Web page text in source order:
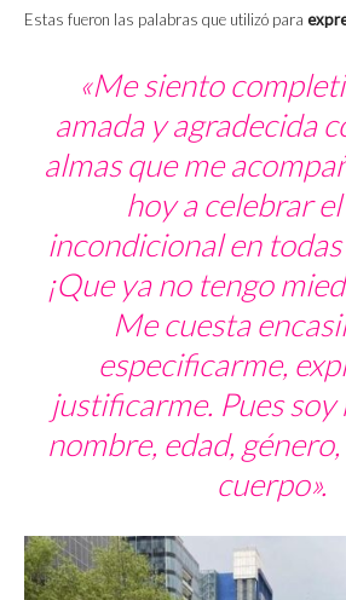
Estas fueron las palabras que utilizó para
«Me siento
amada y agradecida
almas que me
hoy a celebrar
incondicional en
¡Que ya no tengo
Me cuesta
especificarme,
justificarme. Pues soy
nombre, edad,
cuerpo».